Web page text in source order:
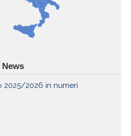
News
2025/2026 in numeri